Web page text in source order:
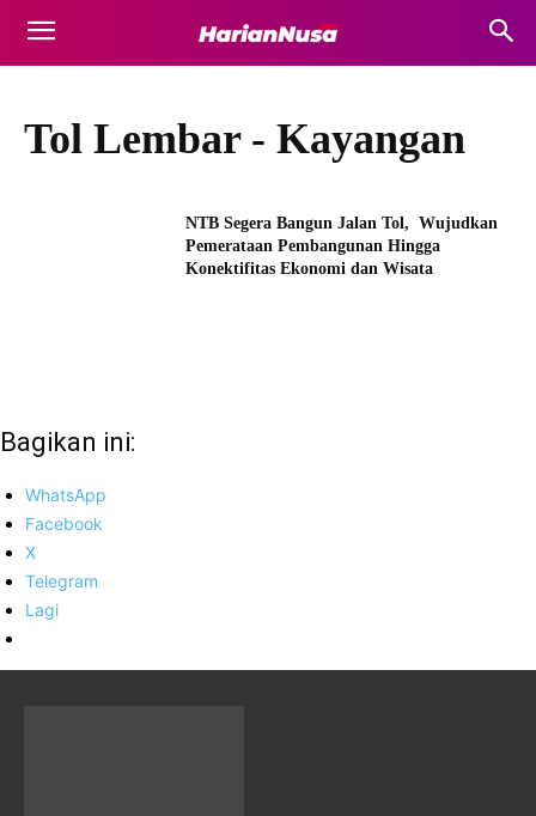
Tol Lembar - Kayangan
NTB Segera Bangun Jalan Tol, Wujudkan
Pemerataan Pembangunan Hingga
Konektifitas Ekonomi dan Wisata
Bagikan ini:
WhatsApp
Facebook
X
Telegram
Lagi